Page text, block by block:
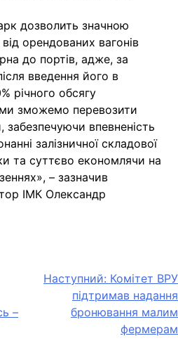
дозволить значною
орендованих вагонів
до портів, адже, за
введення його в
річного обсягу
зможемо перевозити
впевненість
залізничної складової
та суттєво економлячи на
– зазначив
ІМК Олександр
–
Наступний: Комітет ВРУ
підтримав надання
бронювання малим
фермерам